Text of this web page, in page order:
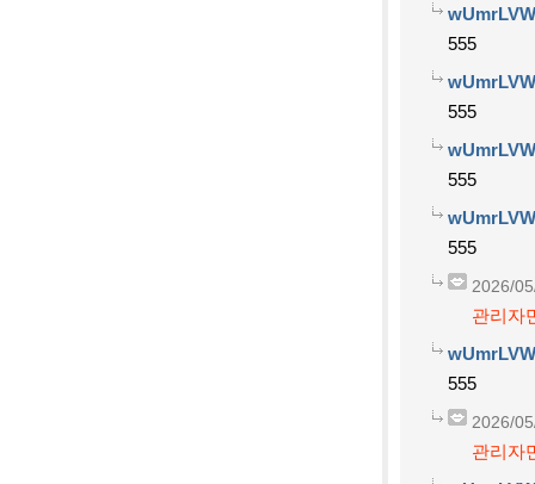
555
555
555
555
2026/
관리자
555
2026/
관리자